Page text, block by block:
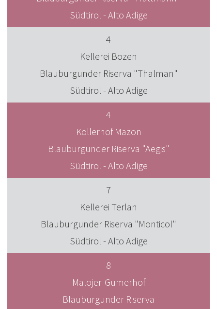
Südtirol - Alto Adige
4
Kellerei Bozen
Blauburgunder Riserva "Thalman"
Südtirol - Alto Adige
4
Kollerhof Mazon
Blauburgunder Riserva "Aegis"
Südtirol - Alto Adige
7
Kellerei Terlan
Blauburgunder Riserva "Monticol"
Südtirol - Alto Adige
8
Malojer-Gumerhof
Blauburgunder Riserva